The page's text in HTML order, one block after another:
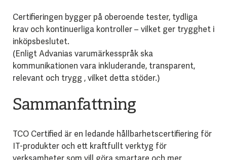
Certifieringen bygger på oberoende tester, tydliga
krav och kontinuerliga kontroller – vilket ger trygghet i
inköpsbeslutet.
(Enligt Advanias varumärkesspråk ska
kommunikationen vara inkluderande, transparent,
relevant och trygg , vilket detta stöder.)
Sammanfattning
TCO Certified är en ledande hållbarhetscertifiering för
IT-produkter och ett kraftfullt verktyg för